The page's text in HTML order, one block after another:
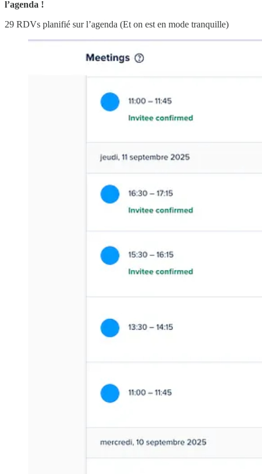
l’agenda !
29 RDVs planifié sur l’agenda (Et on est en mode tranquille)